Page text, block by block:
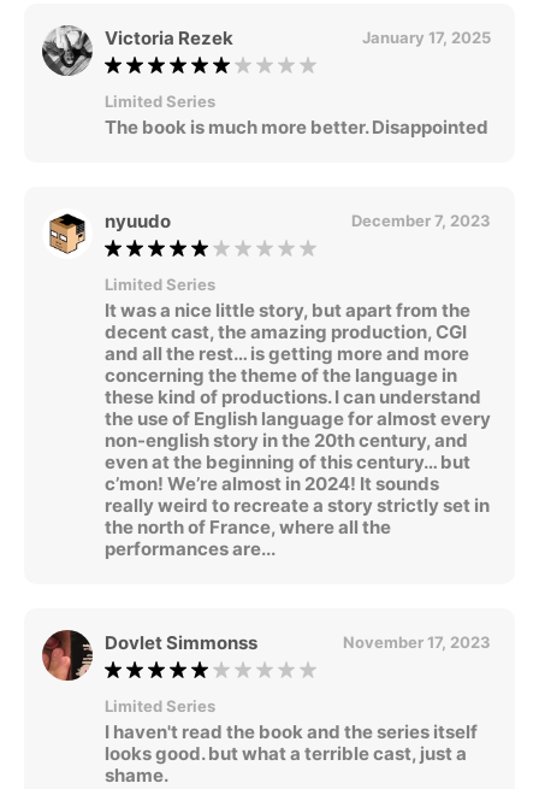
Victoria Rezek January 17, 2025
Limited Series
The book is much more better. Disappointed
nyuudo December 7, 2023
Limited Series
It was a nice little story, but apart from the
decent cast, the amazing production, CGI
and all the rest… is getting more and more
concerning the theme of the language in
these kind of productions. I can understand
the use of English language for almost every
non-english story in the 20th century, and
even at the beginning of this century… but
c’mon! We’re almost in 2024! It sounds
really weird to recreate a story strictly set in
the north of France, where all the
performances are...
Dovlet Simmonss November 17, 2023
Limited Series
I haven't read the book and the series itself
looks good. but what a terrible cast, just a
shame.